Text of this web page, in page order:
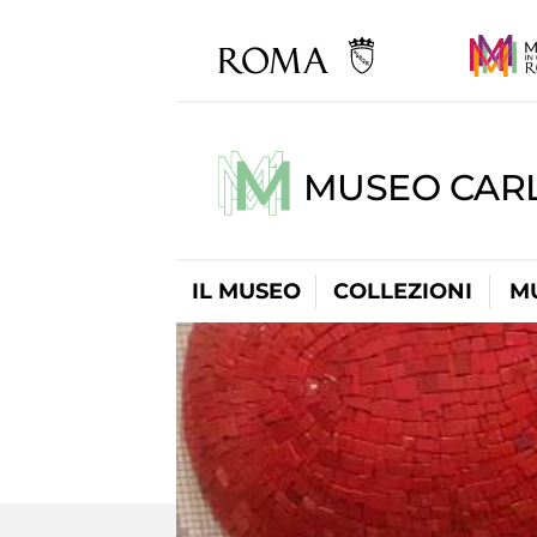
MUSEO
IL MUSEO COLLEZIONI